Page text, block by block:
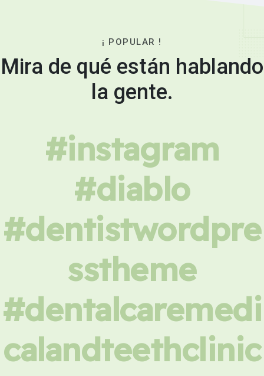
¡ POPULAR !
Mira de qué están hablando
la gente.
#instagram
#diablo
#dentistwordpre
sstheme
#dentalcaremedi
calandteethclinic